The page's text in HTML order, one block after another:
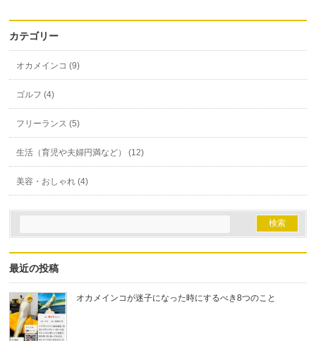
カテゴリー
オカメインコ (9)
ゴルフ (4)
フリーランス (5)
生活（育児や夫婦円満など） (12)
美容・おしゃれ (4)
最近の投稿
オカメインコが迷子になった時にするべき8つのこと